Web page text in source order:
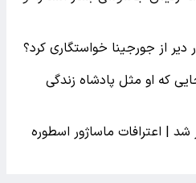
دیر از جورجینا خواستگاری کرد؟
که او مثل پادشاه زندگی
| اعترافات ماساژور اسطوره